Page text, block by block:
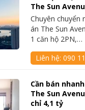
The Sun
Chuyên chuyển
án The Sun
1 căn hộ 2PN,…
Liên hệ:090
Cần bán
The Sun
chỉ 4,1 tỷ